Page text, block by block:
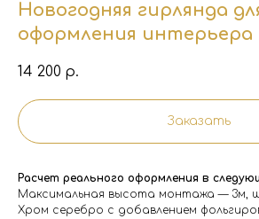
Новогодняя гирлянда
оформления интерьера
14 200 р.
Заказать
Расчет реального оформления в
Максимальная высота монтажа — 3м,
Хром серебро с добавлением